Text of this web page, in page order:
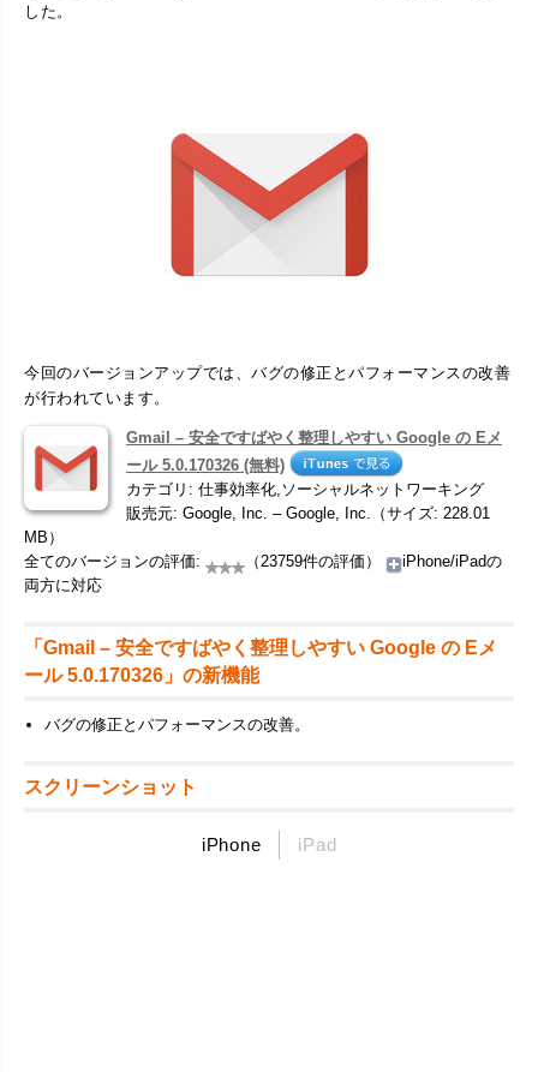
した。
今回のバージョンアップでは、バグの修正とパフォーマンスの改善
が行われています。
Gmail – 安全ですばやく整理しやすい Google の Eメ
ール 5.0.170326 (無料)
カテゴリ: 仕事効率化,ソーシャルネットワーキング
販売元: Google, Inc. – Google, Inc.（サイズ: 228.01
MB）
全てのバージョンの評価:
（23759件の評価）
iPhone/iPadの
両方に対応
「Gmail – 安全ですばやく整理しやすい Google の Eメ
ール 5.0.170326」の新機能
バグの修正とパフォーマンスの改善。
スクリーンショット
iPhone iPad